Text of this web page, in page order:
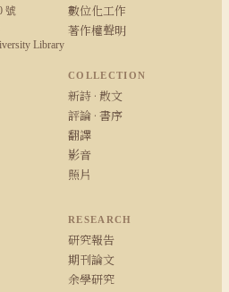
號
Library
數位化工作
著作權聲明
COLLECTION
新詩 · 散文
評論 · 書序
翻譯
影音
照片
RESEARCH
研究報告
期刊論文
余學研究